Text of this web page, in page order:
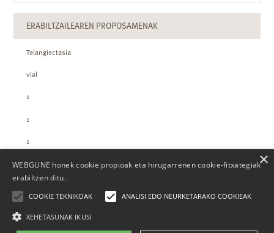
ERABILTZAILEAREN PROPOSAMENAK
Telangiectasia
vial
1
1
1
ZTH-REN KOPURUAK
WEBGUNE honek cookie propioak eta hirugarrenen cookie-fitxategiak
erabiltzen ditu.
COOKIE TEKNIKOAK ANALISI EDO NEURKETARAKO COOKIEAK
XEHETASUNAK IKUSI
×